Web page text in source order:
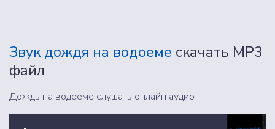
Звук дождя на водоеме скачать MP3
файл
Дождь на водоеме слушать онлайн аудио